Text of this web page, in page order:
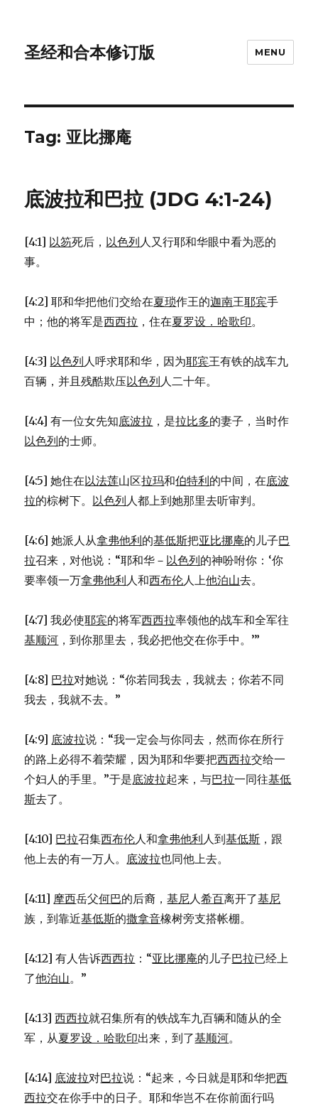
圣经和合本修订版 MENU
Tag: 亚比挪庵
底波拉和巴拉 (JDG 4:1-24)
[4:1] 以笏死后， 以色列人又行耶和华眼中看为恶的
事。
[4:2] 耶和华把他们交给在夏琐作王的迦南王耶宾手
中；他的将军是西西拉 ，住在夏罗设．哈歌印。
[4:3] 以色列人呼求耶和华，因为耶宾王有铁的战车九
百辆，并且残酷欺压以色列人二十年。
[4:4] 有一位女先知底波拉 ，是拉比多的妻子，当时作
以色列的士师。
[4:5] 她住在以法莲山区拉玛和伯特利的中间，在底波
拉的棕树下。 以色列人都上到她那里去听审判。
[4:6] 她派人从拿弗他利的基低斯把亚比挪庵的儿子巴
拉召来，对他说：“耶和华－ 以色列的神吩咐你：‘你
要率领一万拿弗他利人和西布伦人上他泊山去。
[4:7] 我必使耶宾的将军西西拉率领他的战车和全军往
基顺河 ，到你那里去，我必把他交在你手中。’”
[4:8] 巴拉对她说：“你若同我去，我就去；你若不同
我去，我就不去。”
[4:9] 底波拉说：“我一定会与你同去，然而你在所行
的路上必得不着荣耀，因为耶和华要把西西拉交给一
个妇人的手里。”于是底波拉起来，与巴拉一同往基低
斯去了。
[4:10] 巴拉召集西布伦人和拿弗他利人到基低斯 ，跟
他上去的有一万人。 底波拉也同他上去。
[4:11] 摩西岳父何巴的后裔，基尼人希百离开了基尼
族，到靠近基低斯的撒拿音橡树旁支搭帐棚。
[4:12] 有人告诉西西拉 ：“亚比挪庵的儿子巴拉已经上
了他泊山。”
[4:13]西西拉就召集所有的铁战车九百辆和随从的全
军，从夏罗设．哈歌印出来，到了基顺河。
[4:14] 底波拉对巴拉说：“起来，今日就是耶和华把西
西拉交在你手中的日子。耶和华岂不在你前面行吗